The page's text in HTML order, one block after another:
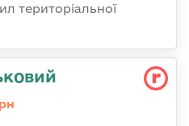
територіальної